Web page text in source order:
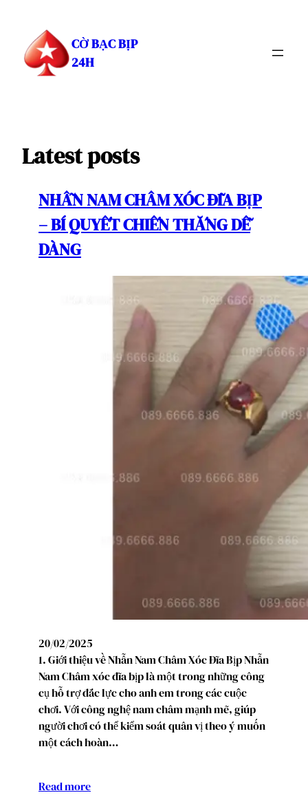
phần
CỜ BẠC BỊP
24H
Latest posts
NHẪN NAM CHÂM XÓC ĐĨA BỊP
– BÍ QUYẾT CHIẾN THẮNG DỄ
DÀNG
20/02/2025
1. Giới thiệu về Nhẫn Nam Châm Xóc Đĩa Bịp Nhẫn
Nam Châm xóc đĩa bịp là một trong những công
cụ hỗ trợ đắc lực cho anh em trong các cuộc
chơi. Với công nghệ nam châm mạnh mẽ, giúp
người chơi có thể kiểm soát quân vị theo ý muốn
một cách hoàn…
Read more